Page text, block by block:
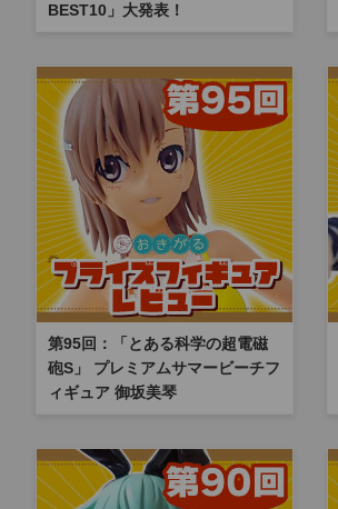
BEST10」大発表！
第95回：「とある科学の超電磁
砲S」 プレミアムサマービーチフ
ィギュア 御坂美琴